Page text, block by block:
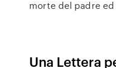
morte del padre
Una Lettera